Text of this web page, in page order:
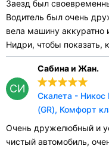
Заезд был
Водитель был очень
вела машину аккуратно
Нидри, чтобы показать,
СИ
Сабина и Жан.
Скалета - Никос
(GR), Комфорт
Очень дружелюбный и
чистый автомобиль,